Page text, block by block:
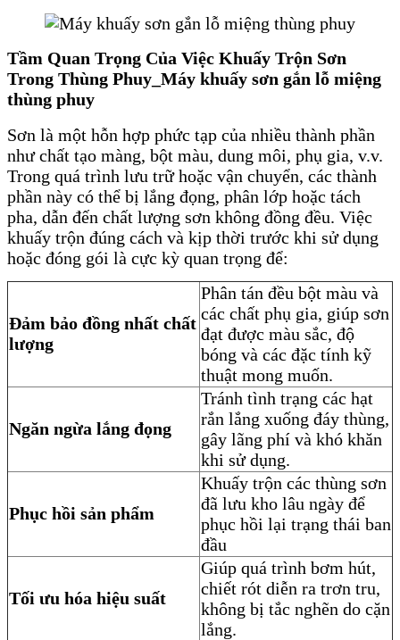
Tầm Quan Trọng Của Việc Khuấy Trộn Sơn
Trong Thùng Phuy_Máy khuấy sơn gắn lỗ miệng
thùng phuy
Sơn là một hỗn hợp phức tạp của nhiều thành phần
như chất tạo màng, bột màu, dung môi, phụ gia, v.v.
Trong quá trình lưu trữ hoặc vận chuyển, các thành
phần này có thể bị lắng đọng, phân lớp hoặc tách
pha, dẫn đến chất lượng sơn không đồng đều. Việc
khuấy trộn đúng cách và kịp thời trước khi sử dụng
hoặc đóng gói là cực kỳ quan trọng để:
Đảm bảo đồng nhất chất
lượng
Phân tán đều bột màu và
các chất phụ gia, giúp sơn
đạt được màu sắc, độ
bóng và các đặc tính kỹ
thuật mong muốn.
Ngăn ngừa lắng đọng
Tránh tình trạng các hạt
rắn lắng xuống đáy thùng,
gây lãng phí và khó khăn
khi sử dụng.
Phục hồi sản phẩm
Khuấy trộn các thùng sơn
đã lưu kho lâu ngày để
phục hồi lại trạng thái ban
đầu
Tối ưu hóa hiệu suất
Giúp quá trình bơm hút,
chiết rót diễn ra trơn tru,
không bị tắc nghẽn do cặn
lắng.